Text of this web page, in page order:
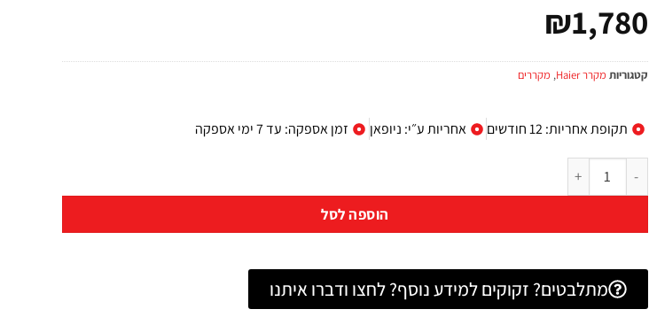
₪1,780
קטגוריות מקרר Haier , מקררים
תקופת אחריות: 12 חודשים אחריות ע״י: ניופאן זמן אספקה: עד 7 ימי אספקה
הוספה לסל
מתלבטים? זקוקים למידע נוסף? לחצו ודברו איתנו